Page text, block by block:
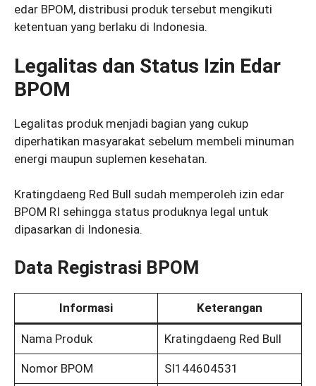
edar BPOM, distribusi produk tersebut mengikuti
ketentuan yang berlaku di Indonesia.
Legalitas dan Status Izin Edar
BPOM
Legalitas produk menjadi bagian yang cukup
diperhatikan masyarakat sebelum membeli minuman
energi maupun suplemen kesehatan.
Kratingdaeng Red Bull sudah memperoleh izin edar
BPOM RI sehingga status produknya legal untuk
dipasarkan di Indonesia.
Data Registrasi BPOM
Informasi Keterangan
Nama Produk Kratingdaeng Red Bull
Nomor BPOM SI144604531